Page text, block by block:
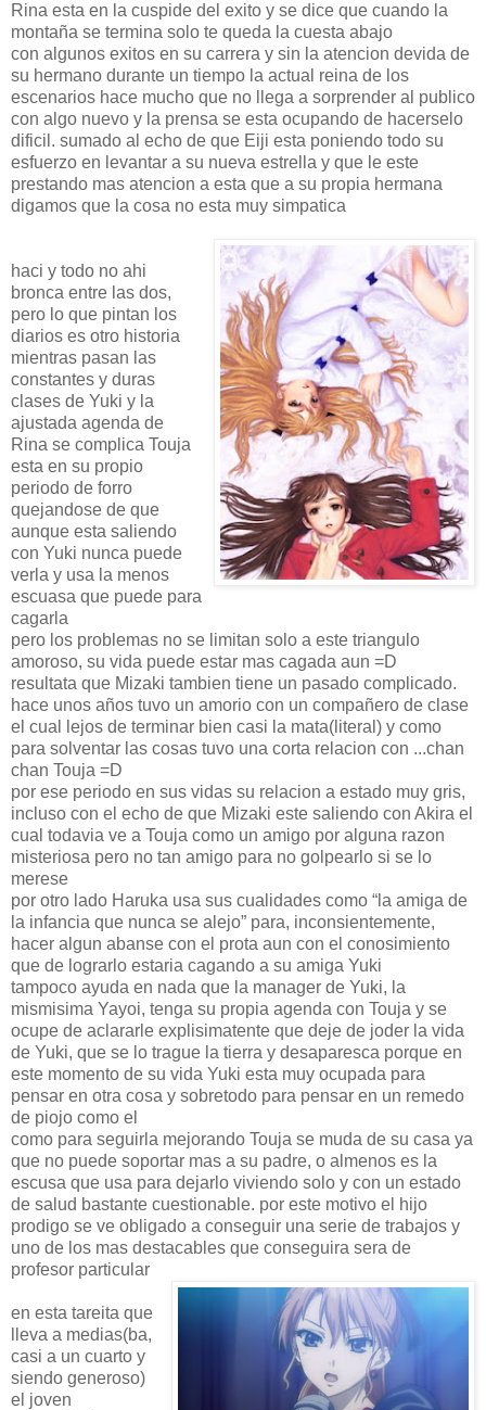
Rina esta en la cuspide del exito y se dice que cuando la
montaña se termina solo te queda la cuesta abajo
con algunos exitos en su carrera y sin la atencion devida de
su hermano durante un tiempo la actual reina de los
escenarios hace mucho que no llega a sorprender al publico
con algo nuevo y la prensa se esta ocupando de hacerselo
dificil. sumado al echo de que Eiji esta poniendo todo su
esfuerzo en levantar a su nueva estrella y que le este
prestando mas atencion a esta que a su propia hermana
digamos que la cosa no esta muy simpatica
haci y todo no ahi
bronca entre las dos,
pero lo que pintan los
diarios es otro historia
mientras pasan las
constantes y duras
clases de Yuki y la
ajustada agenda de
Rina se complica Touja
esta en su propio
periodo de forro
quejandose de que
aunque esta saliendo
con Yuki nunca puede
verla y usa la menos
escuasa que puede para
cagarla
pero los problemas no se limitan solo a este triangulo
amoroso, su vida puede estar mas cagada aun =D
resultata que Mizaki tambien tiene un pasado complicado.
hace unos años tuvo un amorio con un compañero de clase
el cual lejos de terminar bien casi la mata(literal) y como
para solventar las cosas tuvo una corta relacion con ...chan
chan Touja =D
por ese periodo en sus vidas su relacion a estado muy gris,
incluso con el echo de que Mizaki este saliendo con Akira el
cual todavia ve a Touja como un amigo por alguna razon
misteriosa pero no tan amigo para no golpearlo si se lo
merese
por otro lado Haruka usa sus cualidades como “la amiga de
la infancia que nunca se alejo” para, inconsientemente,
hacer algun abanse con el prota aun con el conosimiento
que de lograrlo estaria cagando a su amiga Yuki
tampoco ayuda en nada que la manager de Yuki, la
mismisima Yayoi, tenga su propia agenda con Touja y se
ocupe de aclararle explisimatente que deje de joder la vida
de Yuki, que se lo trague la tierra y desaparesca porque en
este momento de su vida Yuki esta muy ocupada para
pensar en otra cosa y sobretodo para pensar en un remedo
de piojo como el
como para seguirla mejorando Touja se muda de su casa ya
que no puede soportar mas a su padre, o almenos es la
escusa que usa para dejarlo viviendo solo y con un estado
de salud bastante cuestionable. por este motivo el hijo
prodigo se ve obligado a conseguir una serie de trabajos y
uno de los mas destacables que conseguira sera de
profesor particular
en esta tareita que
lleva a medias(ba,
casi a un cuarto y
siendo generoso)
el joven